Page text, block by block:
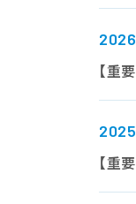
【重
【重